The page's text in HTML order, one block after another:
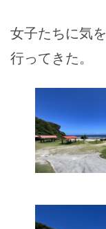
女子たちに気
行ってきた。